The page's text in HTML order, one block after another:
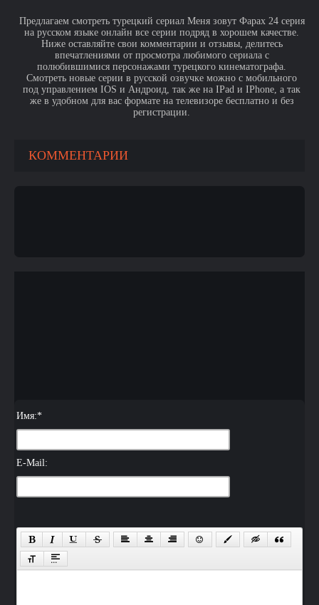
Предлагаем смотреть турецкий сериал Меня зовут Фарах 24 серия
на русском языке онлайн все серии подряд в хорошем качестве.
Ниже оставляйте свои комментарии и отзывы, делитесь
впечатлениями от просмотра любимого сериала с
полюбившимися персонажами турецкого кинематографа.
Смотреть новые серии в русской озвучке можно с мобильного
под управлением IOS и Андроид, так же на IPad и IPhone, а так
же в удобном для вас формате на телевизоре бесплатно и без
регистрации.
КОММЕНТАРИИ
Имя:*
E-Mail: